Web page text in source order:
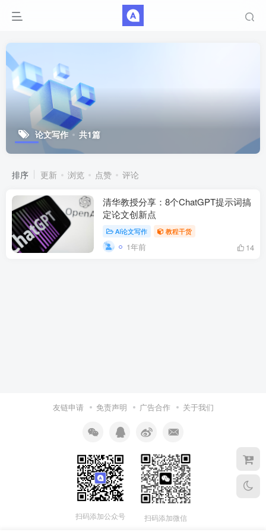
论文写作 共1篇
排序 更新 浏览 点赞 评论
清华教授分享：8个ChatGPT提示词搞
定论文创新点
AI论文写作 教程干货
1年前 14
友链申请 免责声明 广告合作 关于我们
扫码添加公众号 扫码添加微信